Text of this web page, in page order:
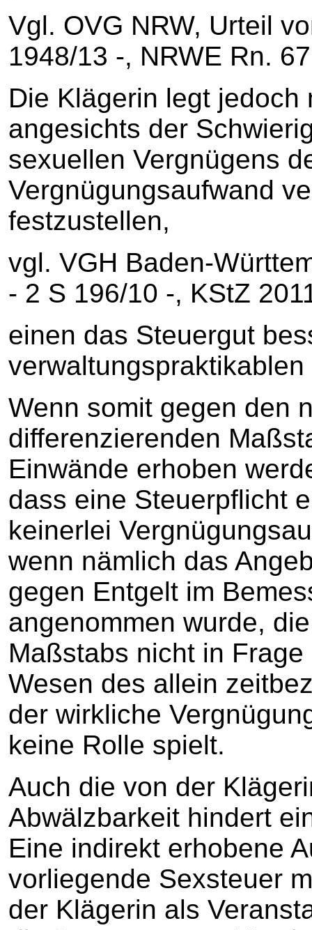
Vgl. OVG NRW, Urteil
1948/13 ‑, NRWE Rn.
Die Klägerin legt jedoch
angesichts der
sexuellen Vergnügens
Vergnügungsaufwand
festzustellen,
vgl. VGH Baden-
‑ 2 S 196/10 ‑, KStZ
einen das Steuergut
Wenn somit gegen den
differenzierenden
Einwände erhoben
dass eine Steuerpflicht
keinerlei
wenn nämlich das
gegen Entgelt im
angenommen wurde,
Maßstabs nicht in
Wesen des allein
der wirkliche
keine Rolle spielt.
Auch die von der
Abwälzbarkeit hindert
Eine indirekt erhobene
vorliegende Sexsteuer
der Klägerin als